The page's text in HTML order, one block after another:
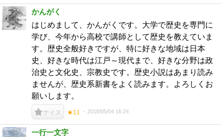
かんがく
はじめまして、かんがくです。大学で歴史を専門に
学び、今年から高校で講師として歴史を教えていま
す。歴史全般好きですが、特に好きな地域は日本
史、好きな時代は江戸～現代まで、好きな分野は政
治史と文化史、宗教史です。歴史小説はあまり読み
ませんが、歴史系新書をよく読みます。よろしくお
願いします。
ナイス ★11 2018/05/04 16:24
一行一文字